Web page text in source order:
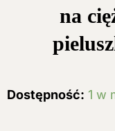
na
Dostępność: 1 w
ilość
CONOTRANE